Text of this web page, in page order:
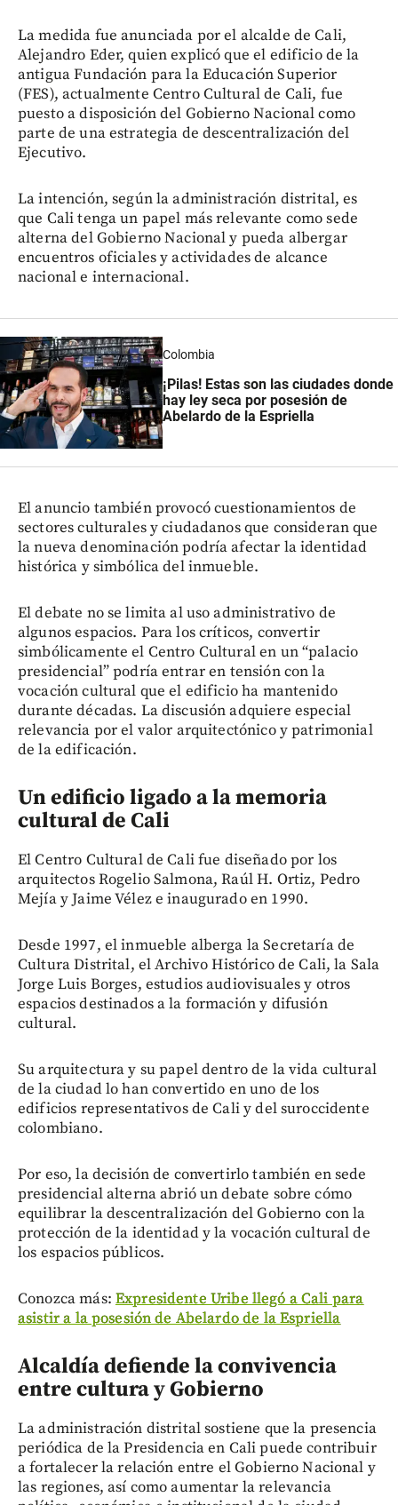
La medida fue anunciada por el alcalde de Cali,
Alejandro Eder, quien explicó que el edificio de la
antigua Fundación para la Educación Superior
(FES), actualmente Centro Cultural de Cali, fue
puesto a disposición del Gobierno Nacional como
parte de una estrategia de descentralización del
Ejecutivo.
La intención, según la administración distrital, es
que Cali tenga un papel más relevante como sede
alterna del Gobierno Nacional y pueda albergar
encuentros oficiales y actividades de alcance
nacional e internacional.
Colombia
¡Pilas! Estas son las ciudades donde
hay ley seca por posesión de
Abelardo de la Espriella
El anuncio también provocó cuestionamientos de
sectores culturales y ciudadanos que consideran que
la nueva denominación podría afectar la identidad
histórica y simbólica del inmueble.
El debate no se limita al uso administrativo de
algunos espacios. Para los críticos, convertir
simbólicamente el Centro Cultural en un “palacio
presidencial” podría entrar en tensión con la
vocación cultural que el edificio ha mantenido
durante décadas. La discusión adquiere especial
relevancia por el valor arquitectónico y patrimonial
de la edificación.
Un edificio ligado a la memoria
cultural de Cali
El Centro Cultural de Cali fue diseñado por los
arquitectos Rogelio Salmona, Raúl H. Ortiz, Pedro
Mejía y Jaime Vélez e inaugurado en 1990.
Desde 1997, el inmueble alberga la Secretaría de
Cultura Distrital, el Archivo Histórico de Cali, la Sala
Jorge Luis Borges, estudios audiovisuales y otros
espacios destinados a la formación y difusión
cultural.
Su arquitectura y su papel dentro de la vida cultural
de la ciudad lo han convertido en uno de los
edificios representativos de Cali y del suroccidente
colombiano.
Por eso, la decisión de convertirlo también en sede
presidencial alterna abrió un debate sobre cómo
equilibrar la descentralización del Gobierno con la
protección de la identidad y la vocación cultural de
los espacios públicos.
Conozca más: Expresidente Uribe llegó a Cali para
asistir a la posesión de Abelardo de la Espriella
Alcaldía defiende la convivencia
entre cultura y Gobierno
La administración distrital sostiene que la presencia
periódica de la Presidencia en Cali puede contribuir
a fortalecer la relación entre el Gobierno Nacional y
las regiones, así como aumentar la relevancia